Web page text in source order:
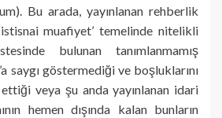
Bu arada, yayınlanan rehberlik
muafiyet’ temelinde nitelikli
bulunan tanımlanmamış
saygı göstermediği ve boşluklarını
veya şu anda yayınlanan idari
hemen dışında kalan bunların